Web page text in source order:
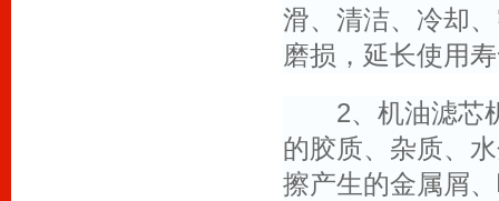
滑、清洁、冷却
磨损，延长使用
2、机油滤芯机
的胶质、杂质、
擦产生的金属屑